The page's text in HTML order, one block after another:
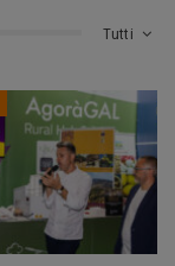
Tutti